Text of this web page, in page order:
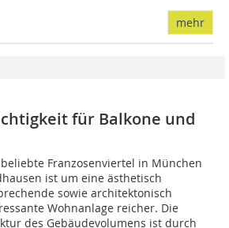
mehr
für Balkone und
beliebte Franzosenviertel in München
ist um eine ästhetisch
sowie architektonisch
Wohnanlage reicher. Die
des Gebäudevolumens ist durch